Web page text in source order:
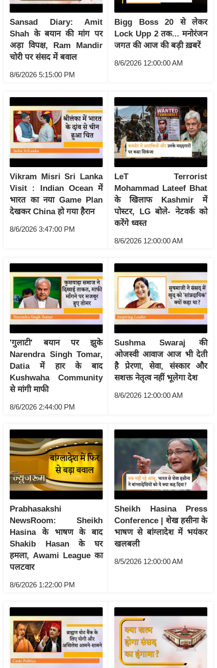
म
सा
म
यि
क
मा
भू
मि
स्तं
भ
ए
म
.
आ
र
.
आ
चा
य
प
र
स
मी
क्षा
ध
र्म
ज्यो
ष
प्र
भु
म
मा
/
ध
र्म
स्थ
ल
व्र
त
त्यो
र
रा
शि
फ
ल
Sansad Diary: Amit
Shah के बयान की मांग पर
अड़ा विपक्ष, Ram Mandir
चोरी पर संसद में बवाल
8/6/2026 5:15:00 PM
Bigg Boss 20 से लेकर
Lock Upp 2 तक... मनोरंजन
जगत की आज की बड़ी ख़बरें
8/6/2026 12:00:00 AM
Vikram Misri Sri Lanka
Visit : Indian Ocean में
भारत का नया Game Plan
देखकर China हो गया हैरान
8/6/2026 3:47:00 PM
LeT Terrorist
Mohammad Lateef Bhat
के खिलाफ Kashmir में
पोस्टर, LG बोले- नेटवर्क को
करेंगे ध्वस्त
8/6/2026 12:00:00 AM
'गुलाटी' बयान पर झुके
Narendra Singh Tomar,
Datia में हार के बाद
Kushwaha Community
से मांगी माफी
8/6/2026 2:44:00 PM
Sushma Swaraj की
ओजस्वी आवाज आज भी देती
है प्रेरणा, सेवा, संस्कार और
सशक्त नेतृत्व नहीं भूलेगा देश
8/6/2026 12:00:00 AM
Prabhasakshi
NewsRoom: Sheikh
Hasina के भाषण के बाद
Shakib Hasan के घर
हमला, Awami League का
पलटवार
8/6/2026 1:22:00 PM
Sheikh Hasina Press
Conference | शेख हसीना के
भाषण से बांग्लादेश में भयंकर
खलबली
8/5/2026 12:00:00 AM